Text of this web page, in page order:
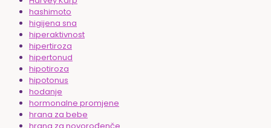
hashimoto
higijena sna
hiperaktivnost
hipertiroza
hipertonud
hipotiroza
hipotonus
hodanje
hormonalne promjene
hrana za bebe